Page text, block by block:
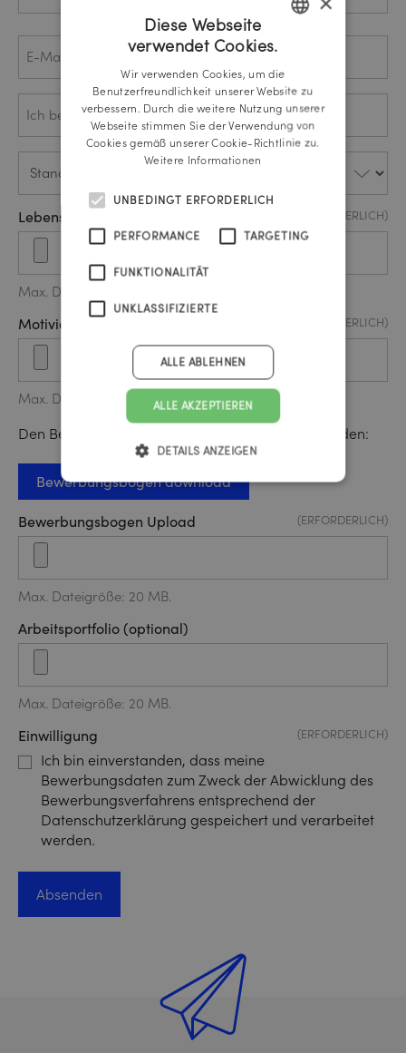
E-
Mail
Ich
bewerbe
…*
(ERFORDERLICH)
Standort (ERFORDERLICH)
Lebenslauf / CV Upload (ERFORDERLICH)
Max. Dateigröße: 20 MB.
Motiviationsschreiben Upload (ERFORDERLICH)
Max. Dateigröße: 20 MB.
Den Bewerbungsbogen können Sie hier downloaden:
Bewerbungsbogen download
Bewerbungsbogen Upload (ERFORDERLICH)
Max. Dateigröße: 20 MB.
Arbeitsportfolio (optional)
Max. Dateigröße: 20 MB.
Einwilligung (ERFORDERLICH)
Ich bin einverstanden, dass meine
Bewerbungsdaten zum Zweck der Abwicklung des
Bewerbungsverfahrens entsprechend der
Datenschutzerklärung gespeichert und verarbeitet
werden.
GERMAN
Diese Webseite
verwendet Cookies.
Wir verwenden Cookies, um die
Benutzerfreundlichkeit unserer Website zu
verbessern. Durch die weitere Nutzung unserer
Webseite stimmen Sie der Verwendung von
Cookies gemäß unserer Cookie-Richtlinie zu.
Weitere Informationen
UNBEDINGT ERFORDERLICH
PERFORMANCE TARGETING
FUNKTIONALITÄT
UNKLASSIFIZIERTE
ALLE AKZEPTIEREN
ALLE ABLEHNEN
DETAILS ANZEIGEN